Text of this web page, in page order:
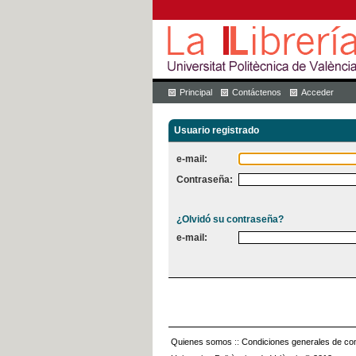
Principal Contáctenos Acceder
Usuario registrado
e-mail:
Contraseña:
¿Olvidó su contraseña?
e-mail:
Quienes somos :: Condiciones generales de